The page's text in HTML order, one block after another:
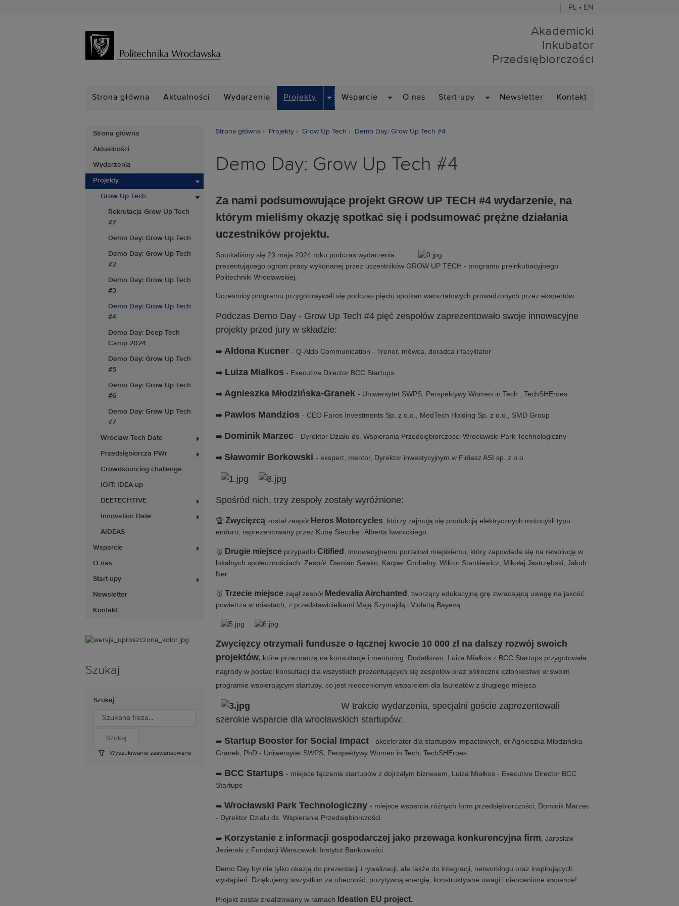
PL • EN
Akademicki Inkubator Przedsiębiorczości
Akademicki
Inkubator
Przedsiębiorczości
Strona główna Aktualności Wydarzenia Projekty
DROPDOWN
Wsparcie O nas Start-upy Newsletter Kontakt
Strona główna
Aktualności
Wydarzenia
Projekty
Grow Up Tech
Rekrutacja Grow Up Tech
#7
Demo Day: Grow Up Tech
Demo Day: Grow Up Tech
#2
Demo Day: Grow Up Tech
#3
Demo Day: Grow Up Tech
#4
Demo Day: Deep Tech
Camp 2024
Demo Day: Grow Up Tech
#5
Demo Day: Grow Up Tech
#6
Demo Day: Grow Up Tech
#7
Wroclaw Tech Date
Przedsiębiorcza PWr
Crowdsourcing challenge
IOIT: IDEA-up
DEETECHTIVE
Innovation Date
AIDEAS
Wsparcie
O nas
Start-upy
Newsletter
Kontakt
Szukaj
Szukaj
Wyszukiwanie zaawansowane
Strona główna Projekty Grow Up Tech Demo Day: Grow Up Tech #4
Demo Day: Grow Up Tech #4
Za nami podsumowujące projekt GROW UP TECH #4 wydarzenie, na
którym mieliśmy okazję spotkać się i podsumować prężne działania
uczestników projektu.
Spotkaliśmy się 23 maja 2024 roku podczas wydarzenia
prezentującego ogrom pracy wykonanej przez uczestników GROW UP TECH - programu preinkubacyjnego
Politechniki Wrocławskiej.
Uczestnicy programu przygotowywali się podczas pięciu spotkan warsztatowych prowadzonych przez ekspertów.
Podczas Demo Day - Grow Up Tech #4 pięć zespołów zaprezentowało swoje innowacyjne
projekty przed jury w składzie:
➡️ Aldona Kucner - Q-Aldo Communication - Trener, mówca, doradca i facylitator
➡️ Luiza Miałkos - Executive Director BCC Startups
➡️ Agnieszka Młodzińska-Granek - Uniwersytet SWPS, Perspektywy Women in Tech , TechSHEroes
➡️ Pawlos Mandzios - CEO Faros Investments Sp. z o.o., MedTech Holding Sp. z o.o., SMD Group
➡️ Dominik Marzec - Dyrektor Działu ds. Wspierania Przedsiębiorczości Wrocławski Park Technologiczny
➡️ Sławomir Borkowski - ekspert, mentor, Dyrektor inwestycyjnym w Fidiasz ASI sp. z o.o.
Spośród nich, trzy zespoły zostały wyróżnione:
🏆 Zwycięzcązostał zespół Heros Motorcycles , którzy zajmują się produkcją elektrycznych motocykli typu
enduro, reprezentowany przez Kubę Sieczkę i Alberta Iwanickiego.
🥈 Drugie miejsceprzypadło Citified
, innowacyjnemu portalowi miejskiemu, który zapowiada się na rewolucję w
lokalnych społecznościach. Zespół: Damian Sawko, Kacper Grobelny, Wiktor Stankiewicz, Mikołaj Jastrzębski, Jakub
Ner
🥉 Trzecie miejscezajął zespół Medevalia Airchanted
, tworzący edukacyjną grę zwracającą uwagę na jakość
powietrza w miastach, z przedstawicielkami Mają Szymajdą i Violettą Bayevą.
Zwycięzcy otrzymali fundusze o łącznej kwocie 10 000 zł na dalszy rozwój swoich
projektów, które przeznaczą na konsultacje i mentoring. Dodatkowo, Luiza Miałkos z BCC Startups przygotowała
nagrody w postaci konsultacji dla wszystkich prezentujących się zespołów oraz półroczne członkostwo w swoim
programie wspierającym startupy, co jest nieocenionym wsparciem dla laureatów z drugiego miejsca
W trakcie wydarzenia, specjalni goście zaprezentowali
szerokie wsparcie dla wrocławskich startupów:
➡️ Startup Booster for Social Impact- akcelerator dla startupów impactowych, dr Agnieszka Młodzińska-
Granek, PhD - Uniwersytet SWPS, Perspektywy Women in Tech, TechSHEroes
➡️ BCC Startups - miejsce łączenia startupów z dojrzałym biznesem, Luiza Miałkos - Executive Director BCC
Startups
➡️ Wrocławski Park Technologiczny - miejsce wsparcia różnych form przedsiębiorczości, Dominik Marzec
- Dyrektor Działu ds. Wspierania Przedsiębiorczości
➡️ Korzystanie z informacji gospodarczej jako przewaga konkurencyjna firm , Jarosław
Jezierski z Fundacji Warszawski Instytut Bankowości
Demo Day był nie tylko okazją do prezentacji i rywalizacji, ale także do integracji, networkingu oraz inspirujących
wystąpień. Dziękujemy wszystkim za obecność, pozytywną energię, konstruktywne uwagi i nieocenione wsparcie!
Projekt został zrealizowany w ramach Ideation EU project.